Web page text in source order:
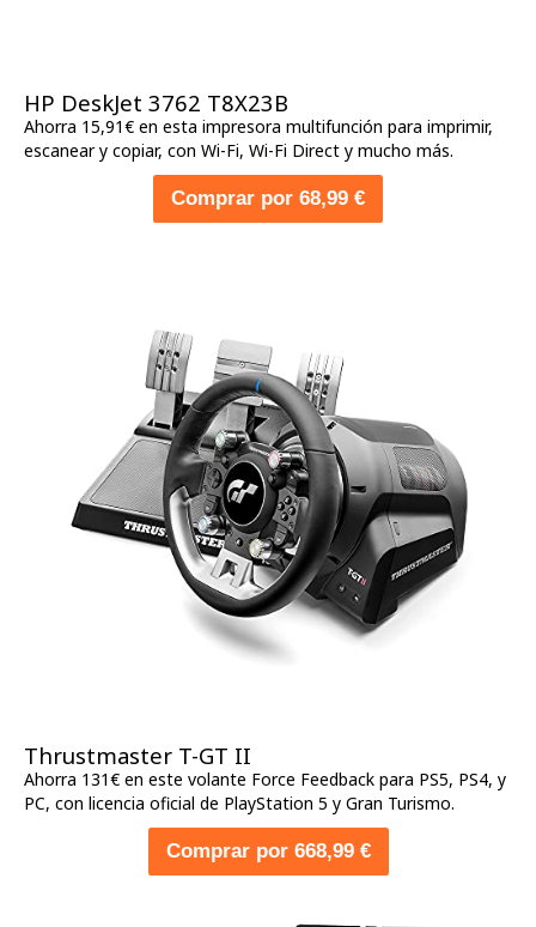
HP DeskJet 3762 T8X23B
Ahorra 15,91€ en esta impresora multifunción para imprimir,
escanear y copiar, con Wi-Fi, Wi-Fi Direct y mucho más.
Comprar por 68,99 €
Thrustmaster T-GT II
Ahorra 131€ en este volante Force Feedback para PS5, PS4, y
PC, con licencia oficial de PlayStation 5 y Gran Turismo.
Comprar por 668,99 €